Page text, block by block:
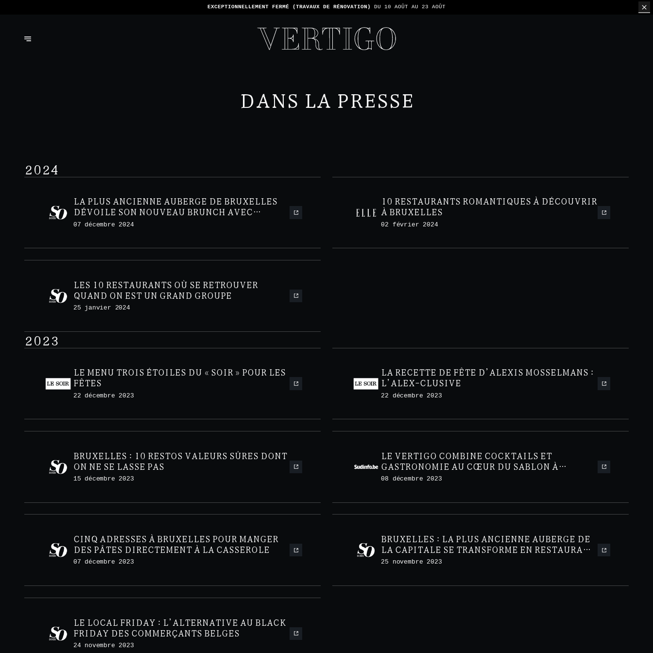
NOUS N'ACCEPTONS PAS LES PAIEMENTS EN ESPÈCE - SEULEMENT PAR CARTE - 1 ADDITION PAR TABLE
DANS LA PRESSE
2024
LA PLUS ANCIENNE AUBERGE DE BRUXELLES
DÉVOILE SON NOUVEAU BRUNCH AVEC
MIMOSA À VOLONTÉ
07 décembre 2024
10 RESTAURANTS ROMANTIQUES À DÉCOUVRIR
À BRUXELLES
02 février 2024
LES 10 RESTAURANTS OÙ SE RETROUVER
QUAND ON EST UN GRAND GROUPE
25 janvier 2024
2023
LE MENU TROIS ÉTOILES DU « SOIR » POUR LES
FÊTES
22 décembre 2023
LA RECETTE DE FÊTE D’ALEXIS MOSSELMANS :
L’ALEX-CLUSIVE
22 décembre 2023
BRUXELLES : 10 RESTOS VALEURS SÛRES DONT
ON NE SE LASSE PAS
15 décembre 2023
LE VERTIGO COMBINE COCKTAILS ET
GASTRONOMIE AU CŒUR DU SABLON À
BRUXELLES
08 décembre 2023
CINQ ADRESSES À BRUXELLES POUR MANGER
DES PÂTES DIRECTEMENT À LA CASSEROLE
07 décembre 2023
BRUXELLES : LA PLUS ANCIENNE AUBERGE DE
LA CAPITALE SE TRANSFORME EN RESTAURANT
CONFIDENTIEL
25 novembre 2023
LE LOCAL FRIDAY : L’ALTERNATIVE AU BLACK
FRIDAY DES COMMERÇANTS BELGES
24 novembre 2023